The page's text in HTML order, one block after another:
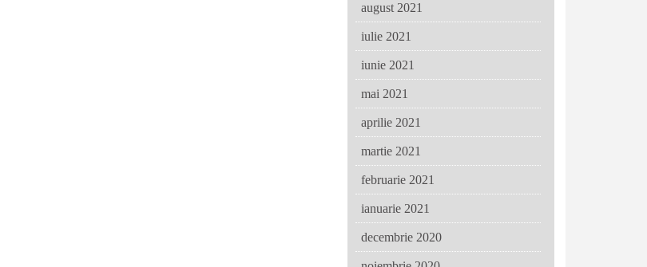
august 2021
iulie 2021
iunie 2021
mai 2021
aprilie 2021
martie 2021
februarie 2021
ianuarie 2021
decembrie 2020